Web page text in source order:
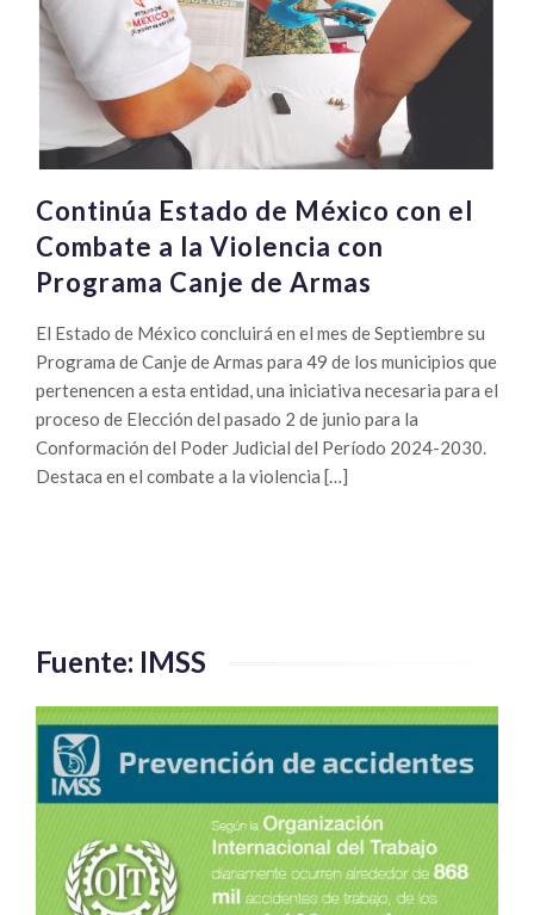
Continúa Estado de México con el
Combate a la Violencia con
Programa Canje de Armas
El Estado de México concluirá en el mes de Septiembre su
Programa de Canje de Armas para 49 de los municipios que
pertenencen a esta entidad, una iniciativa necesaria para el
proceso de Elección del pasado 2 de junio para la
Conformación del Poder Judicial del Período 2024-2030.
Destaca en el combate a la violencia […]
Fuente: IMSS